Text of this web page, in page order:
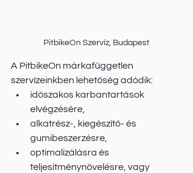
PitbikeOn Szervíz, Budapest
A PitbikeOn márkafüggetlen
szervízeinkben lehetőség adódik:
időszakos karbantartások
elvégzésére,
alkatrész-, kiegészítő- és
gumibeszerzésre,
optimalizálásra és
teljesítménynövelésre, vagy